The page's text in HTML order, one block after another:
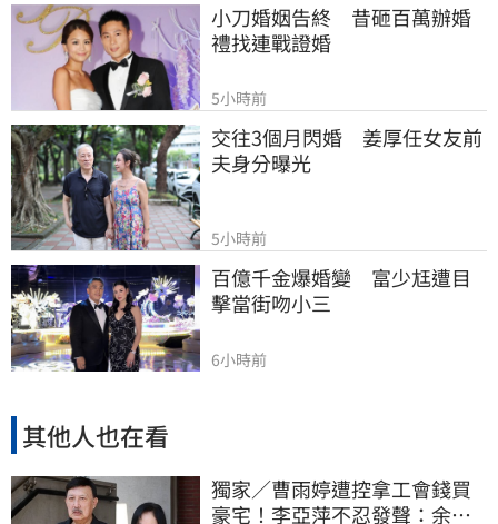
小刀婚姻告終　昔砸百萬辦婚
禮找連戰證婚
5小時前
交往3個月閃婚　姜厚任女友前
夫身分曝光
5小時前
百億千金爆婚變　富少尪遭目
擊當街吻小三
6小時前
其他人也在看
獨家／曹雨婷遭控拿工會錢買
豪宅！李亞萍不忍發聲：余天